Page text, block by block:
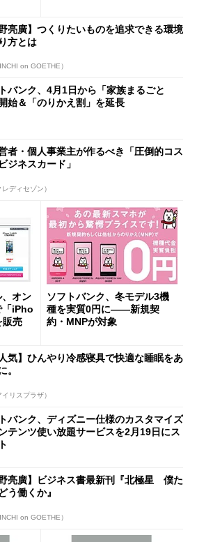
野亮廣】つくりたいものを追求できる環境
方とは
on GOETHE）
バンク、4月1日から「家族まるごと
始＆「のりかえ割」を延長
者・個人事業主が作るべき「圧倒的コス
ジネスカード」
ディセゾン）
オン
「iPho
販売
ソフトバンク、冬モデル3機
種を実質0円に――新規契
約・MNPが対象
人気】ひんやり冷感寝具で快適な睡眠をあ
。
リスプラザ）
バンク、ディズニー仕様のカスタマイズ
テンツ使い放題サービスを2月19日にス
野亮廣】ビジネス書最新刊『北極星 僕た
う働くか』
on GOETHE）